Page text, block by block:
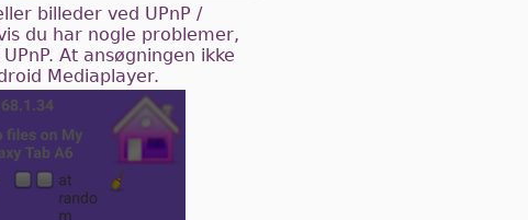
billeder ved UPnP /
du har nogle problemer,
At ansøgningen ikke
Mediaplayer.